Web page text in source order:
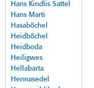
Hans Kindlis Sattel
Hans Marti
Hasaböchel
Heidböchel
Heidboda
Heiligwes
Hellabarta
Hennasedel